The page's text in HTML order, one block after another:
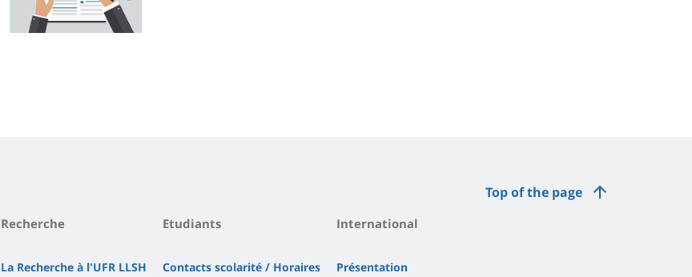
Top of the page
Recherche
La Recherche à l'UFR LLSH
Etudiants
Contacts scolarité / Horaires
International
Présentation